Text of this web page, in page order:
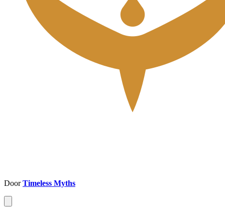
DoorTimeless Myths